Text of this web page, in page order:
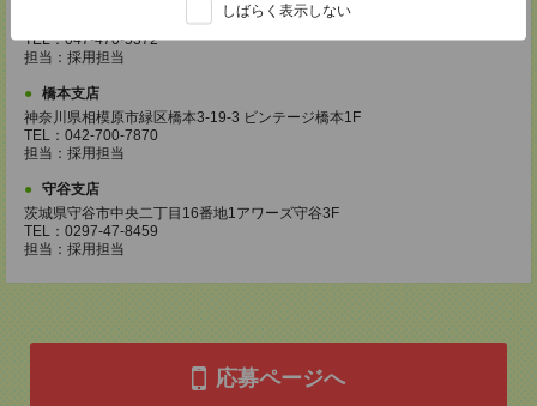
しばらく表示しない
千葉県船橋市前原西2-12-7 津田沼第一生命ビル5F
TEL：047-470-5372
担当：採用担当
橋本支店
神奈川県相模原市緑区橋本3-19-3 ビンテージ橋本1F
TEL：042-700-7870
担当：採用担当
守谷支店
茨城県守谷市中央二丁目16番地1アワーズ守谷3F
TEL：0297-47-8459
担当：採用担当
応募ページへ